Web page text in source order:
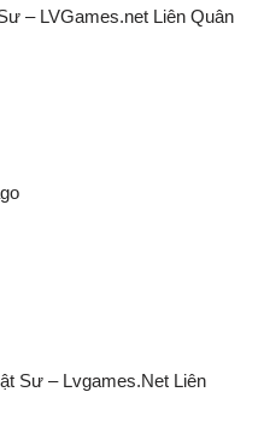
– LVGames.net Liên Quân